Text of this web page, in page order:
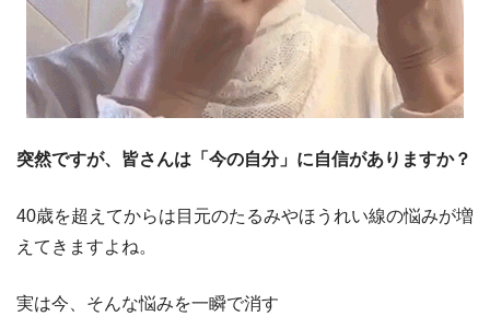
突然ですが、皆さんは「今の自分」に自信がありますか？
40歳を超えてからは目元のたるみやほうれい線の悩みが増
えてきますよね。
実は今、そんな悩みを一瞬で消す